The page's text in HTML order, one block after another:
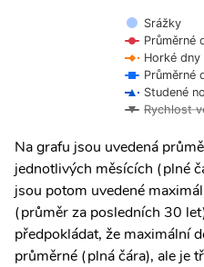
Srážky
Průměrné
Horké dny
Průměrné
Studené
Rychlost
Na grafu jsou uvedená
jednotlivých měsících (plné
jsou potom uvedené
(průměr za posledních 30
předpokládat, že maximální
průměrné (plná čára), ale je